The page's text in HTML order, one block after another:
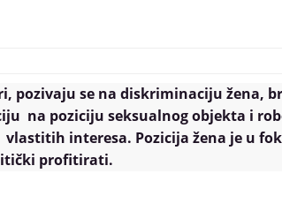
pozivaju se na diskriminaciju žena,
na poziciju seksualnog objekta i
interesa. Pozicija žena je u
profitirati.